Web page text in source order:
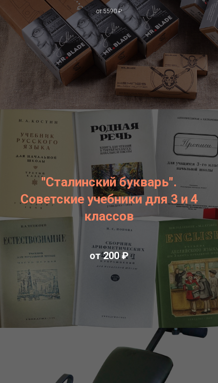
от 5590 ₽
"Сталинский букварь".
Советские учебники для 3 и 4
классов
от 200 ₽